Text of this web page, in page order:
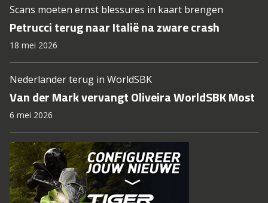
Scans moeten ernst blessures in kaart brengen
Petrucci terug naar Italië na zware crash
18 mei 2026
Nederlander terug in WorldSBK
Van der Mark vervangt Oliveira WorldSBK Most
6 mei 2026